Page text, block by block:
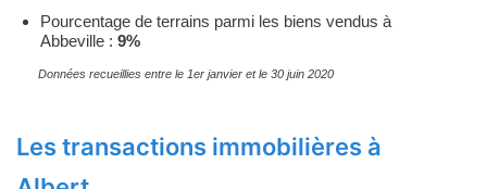
Pourcentage de terrains parmi les biens vendus à
Abbeville : 9%
Données recueillies entre le 1er janvier et le 30 juin 2020
Les transactions immobilières à